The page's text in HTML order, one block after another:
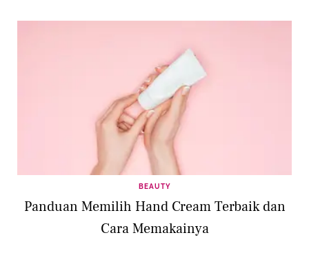
BEAUTY
Panduan Memilih Hand Cream Terbaik dan
Cara Memakainya